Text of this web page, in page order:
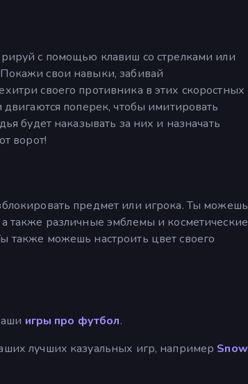
с помощью клавиш со стрелками или
свои навыки, забивай
своего противника в этих скоростных
поперек, чтобы имитировать
будет наказывать за них и назначать
ворот!
предмет или игрока. Ты можешь
также различные эмблемы и косметические
также можешь настроить цвет своего
игры про футбол.
лучших казуальных игр, например Snow